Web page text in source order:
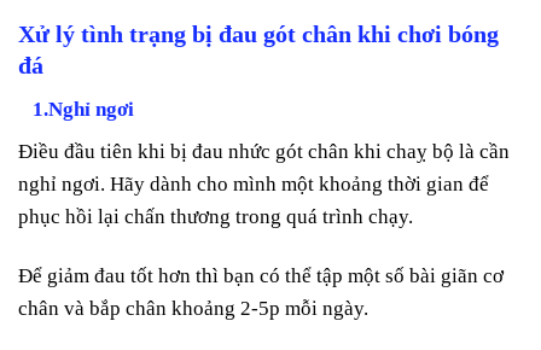
Xử lý tình trạng bị đau gót chân khi chơi bóng
đá
1.Nghỉ ngơi
Điều đầu tiên khi bị đau nhức gót chân khi chaỵ bộ là cần
nghỉ ngơi. Hãy dành cho mình một khoảng thời gian để
phục hồi lại chấn thương trong quá trình chạy.
Để giảm đau tốt hơn thì bạn có thể tập một số bài giãn cơ
chân và bắp chân khoảng 2-5p mỗi ngày.